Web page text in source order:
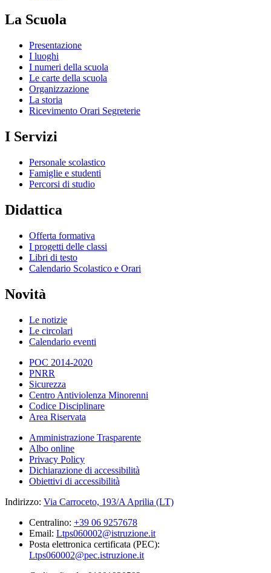
La Scuola
Presentazione
I luoghi
I numeri della scuola
Le carte della scuola
Organizzazione
La storia
Ricevimento Orari Segreterie
I Servizi
Personale scolastico
Famiglie e studenti
Percorsi di studio
Didattica
Offerta formativa
I progetti delle classi
Libri di testo
Calendario Scolastico e Orari
Novità
Le notizie
Le circolari
Calendario eventi
POC 2014-2020
PNRR
Sicurezza
Centro Antiviolenza Minorenni
Codice Disciplinare
Area Riservata
Amministrazione Trasparente
Albo online
Privacy Policy
Dichiarazione di accessibilità
Obiettivi di accessibilità
Indirizzo: Via Carroceto, 193/A Aprilia (LT)
Centralino: +39 06 9257678
Email: Ltps060002@istruzione.it
Posta elettronica certificata (PEC):
Ltps060002@pec.istruzione.it